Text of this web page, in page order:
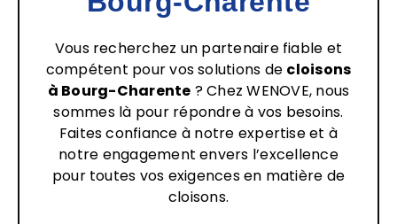
Vous recherchez un partenaire fiable et
compétent pour vos solutions de cloisons
à Bourg-Charente ? Chez WENOVE, nous
sommes là pour répondre à vos besoins.
Faites confiance à notre expertise et à
notre engagement envers l’excellence
pour toutes vos exigences en matière de
cloisons.